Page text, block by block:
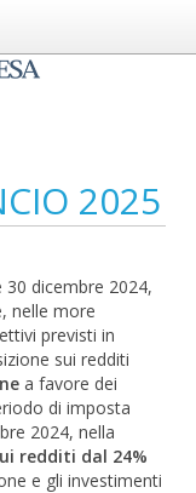
2025
30 dicembre 2024,
nelle more
previsti in
sui redditi
a favore dei
di imposta
2024, nella
redditi dal 24%
e gli investimenti